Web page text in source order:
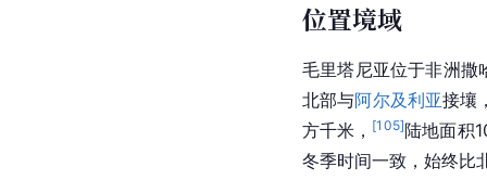
位置境域
毛里塔尼亚位于非洲撒
北部与阿尔及利亚接壤
方千米， [105]陆地面积
冬季时间一致，始终比